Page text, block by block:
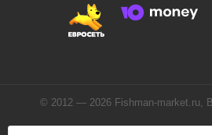
© 2012 — 2026 Fishman-market.ru,